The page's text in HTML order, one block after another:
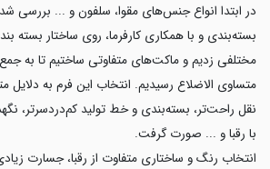
در ابتدا انواع جنس‌های مقوا، سلفون و ... بررسی
بسته‌بندی و با همکاری کارفرما، روی ساختار بسته
مختلفی زدیم و ماکت‌های متفاوتی ساختیم تا به
متساوی الاضلاع رسیدیم. انتخاب این فرم به دلایل
نقل راحت‌تر، بسته‌بندی و خط تولید کم‌دردسرتر،
با رقبا و ... صورت گرفت.
انتخاب رنگ و ساختاری متفاوت از رقبا، جسارت